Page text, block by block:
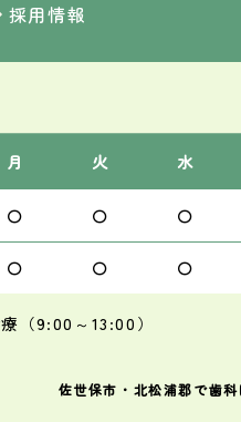
採用情報
月 火 水
〇 〇 〇
〇 〇 〇
（9:00～13:00）
佐世保市・北松浦郡で歯